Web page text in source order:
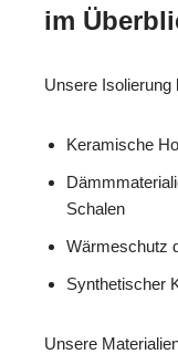
im
Unsere Isolierung
Keramische
Schalen
Wärmeschutz
Synthetischer
Unsere